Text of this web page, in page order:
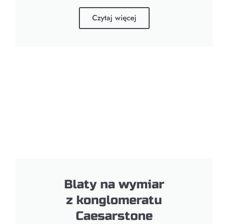
Czytaj więcej
Blaty na wymiar
z konglomeratu
Caesarstone